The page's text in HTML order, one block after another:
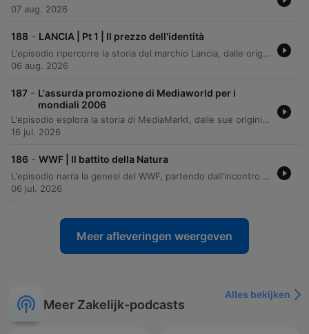
07 aug. 2026
188 - LANCIA | Pt 1 | Il prezzo dell'identità
L'episodio ripercorre la storia del marchio Lancia, dalle origini di Vincenzo Lancia in Piemonte e l'evoluzione da piccola officina a icona dell'automobilismo, caratterizzata da grandi innovazioni tecnologiche come la scocca autoportante della Lancia Lambda. Il racconto esplora anche le sfide personali e i momenti drammatici del fondatore, culminando nella scoperta di una truffa finanziaria orchestrata negli Stati Uniti che mise a rischio l'azienda e la sua espansione americana.
06 aug. 2026
187 - L'assurda promozione di Mediaworld per i
mondiali 2006
L'episodio esplora la storia di MediaMarkt, dalle sue origini in Germania alla nascita di MediaWorld in Italia. Il racconto segue l'evoluzione del marchio da modello basato su prezzi bassi a leader di mercato capace di affrontare la concorrenza con strategie di marketing innovative. L'analisi si concentra sull'evoluzione delle campagne promozionali, partendo dal celebre azzardo calcolato del Mondiale 2006 fino alle successive variazioni strategiche volte a gestire i costi assicurativi e le metriche legate ai risultati della nazionale.
16 jul. 2026
186 - WWF | Il battito della Natura
L'episodio narra la genesi del WWF, partendo dall'incontro trasformativo di Fulco Pratesi con un'orsa in Anatolia, che lo portò ad abbandonare la caccia per la fotografia naturalistica e contribuire alla nascita del WWF Italia. Attraverso la scoperta di specie rare nella laguna di Orbetello, l'organizzazione si è evoluta da piccolo gruppo di appassionati a forza globale. Il racconto ripercorre l'evoluzione del WWF Italia, evidenziando campagne iconiche come i Panda Club e l'impegno per la protezione di specie come il cervo sardo. L'associazione ha influenzato la coscienza ambientale italiana fino a ottenere il riconoscimento della tutela dell'ambiente nella Costituzione Italiana.
06 jul. 2026
Meer afleveringen weergeven
Meer Zakelijk-podcasts
Alles bekijken